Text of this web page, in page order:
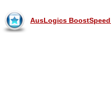
AusLogics BoostSpeed